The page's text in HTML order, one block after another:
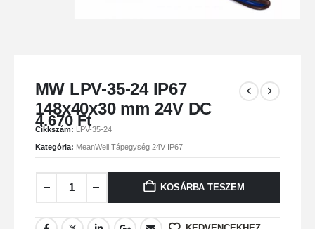
MW LPV-35-24 IP67
148x40x30 mm 24V DC
4.670Ft
Cikkszám: LPV-35-24
Kategória: MeanWell Tápegység 24V IP67
KOSÁRBA TESZEM